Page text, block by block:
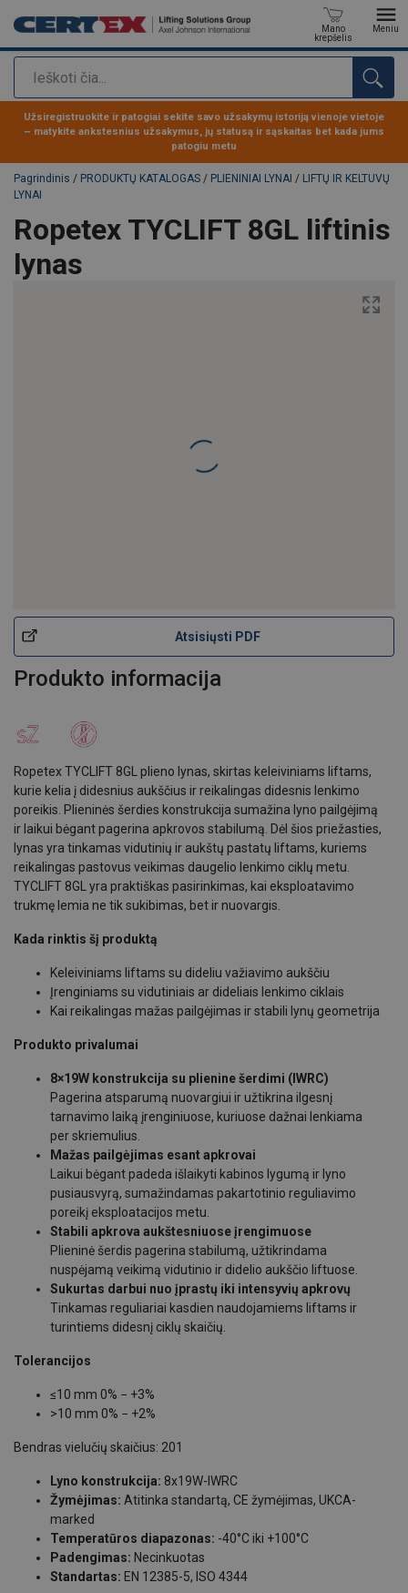
Paieška
Mano
krepšelis
Meniu
Produktas buvo pridėtas prie jūsų užklausos
Užsiregistruokite ir patogiai sekite savo užsakymų istoriją vienoje vietoje
– matykite ankstesnius užsakymus, jų statusą ir sąskaitas bet kada jums
patogiu metu
Pagrindinis / PRODUKTŲ KATALOGAS / PLIENINIAI LYNAI / LIFTŲ IR KELTUVŲ
LYNAI
Ropetex TYCLIFT 8GL liftinis
lynas
Atsisiųsti PDF
Produkto informacija
Ropetex TYCLIFT 8GL plieno lynas, skirtas keleiviniams liftams,
kurie kelia į didesnius aukščius ir reikalingas didesnis lenkimo
poreikis. Plieninės šerdies konstrukcija sumažina lyno pailgėjimą
ir laikui bėgant pagerina apkrovos stabilumą. Dėl šios priežasties,
lynas yra tinkamas vidutinių ir aukštų pastatų liftams, kuriems
reikalingas pastovus veikimas daugelio lenkimo ciklų metu.
TYCLIFT 8GL yra praktiškas pasirinkimas, kai eksploatavimo
trukmę lemia ne tik sukibimas, bet ir nuovargis.
Kada rinktis šį produktą
Keleiviniams liftams su dideliu važiavimo aukščiu
Įrenginiams su vidutiniais ar dideliais lenkimo ciklais
Kai reikalingas mažas pailgėjimas ir stabili lynų geometrija
Produkto privalumai
8×19W konstrukcija su plienine šerdimi (IWRC)
Pagerina atsparumą nuovargiui ir užtikrina ilgesnį
tarnavimo laiką įrenginiuose, kuriuose dažnai lenkiama
per skriemulius.
Mažas pailgėjimas esant apkrovai
Laikui bėgant padeda išlaikyti kabinos lygumą ir lyno
pusiausvyrą, sumažindamas pakartotinio reguliavimo
poreikį eksploatacijos metu.
Stabili apkrova aukštesniuose įrengimuose
Plieninė šerdis pagerina stabilumą, užtikrindama
nuspėjamą veikimą vidutinio ir didelio aukščio liftuose.
Sukurtas darbui nuo įprastų iki intensyvių apkrovų
Tinkamas reguliariai kasdien naudojamiems liftams ir
turintiems didesnį ciklų skaičių.
Tolerancijos
≤10 mm 0% − +3%
>10 mm 0% − +2%
Bendras vielučių skaičius: 201
Lyno konstrukcija: 8x19W-IWRC
Žymėjimas: Atitinka standartą, CE žymėjimas, UKCA-
marked
Temperatūros diapazonas: -40°C iki +100°C
Padengimas: Necinkuotas
Standartas: EN 12385-5, ISO 4344